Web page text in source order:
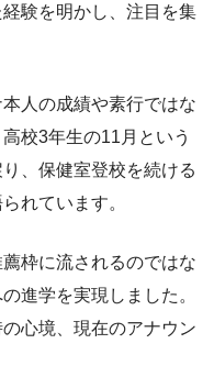
験を明かし、注目を集
人の成績や素行ではな
校3年生の11月という
、保健室登校を続ける
れています。
枠に流されるのではな
進学を実現しました。
心境、現在のアナウン